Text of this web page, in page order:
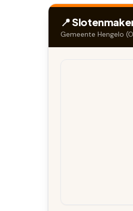
📍
Gemeente Hengelo